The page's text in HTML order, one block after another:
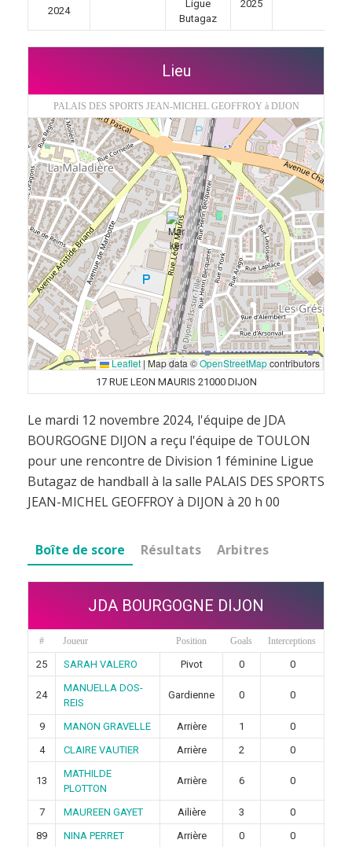
2024
Ligue
Butagaz
2025
Lieu
PALAIS DES SPORTS JEAN-MICHEL GEOFFROY à DIJON
Leaflet |Map data ©OpenStreetMapcontributors
17 RUE LEON MAURIS 21000 DIJON
Le mardi 12 novembre 2024, l'équipe de JDA
BOURGOGNE DIJON a reçu l'équipe de TOULON
pour une rencontre de Division 1 féminine Ligue
Butagaz de handball à la salle PALAIS DES SPORTS
JEAN-MICHEL GEOFFROY à DIJON à 20 h 00
Boîte de score Résultats Arbitres
JDA BOURGOGNE DIJON
# Joueur Position Goals Interceptions
25 SARAH VALERO Pivot 0 0
24
MANUELLA DOS-
REIS
Gardienne 0 0
9 MANON GRAVELLE Arrière 1
0
4
CLAIRE VAUTIER Arrière 2 0
13
MATHILDE
PLOTTON
Arrière 6 0
7 MAUREEN GAYET Ailière 3
0
89
NINA PERRET Arrière 0 0